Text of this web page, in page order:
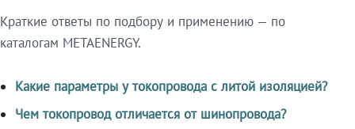
Краткие ответы по подбору и применению — по
каталогам METAENERGY.
Какие параметры у токопровода с литой изоляцией?
Чем токопровод отличается от шинопровода?